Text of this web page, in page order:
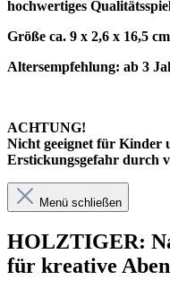
hochwertiges
Größe ca. 9 x 2,6 x 16,5
Altersempfehlung: ab 3
ACHTUNG!
Nicht geeignet für Kinder
Erstickungsgefahr durch
Menü schließen
HOLZTIGER:
für kreative